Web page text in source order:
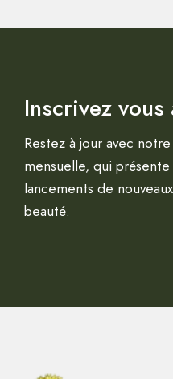
Inscrivez
Restez à jour avec
mensuelle, qui
lancements de
beauté.